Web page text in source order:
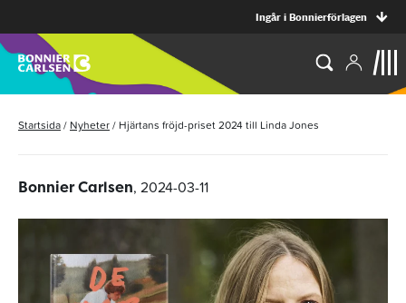
Ingår i Bonnierförlagen
Startsida/ Nyheter/ Hjärtans fröjd-priset 2024 till Linda Jones
Bonnier Carlsen, 2024-03-11